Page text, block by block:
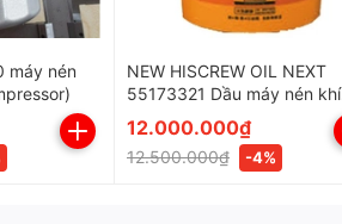
59002671
máy nén
NEW HISCREW OIL NEXT
55173321 Dầu máy nén khí
HITACHI Japan
12.000.000₫
12.500.000₫ -4%